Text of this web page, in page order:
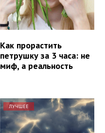
Как прорастить
петрушку за 3 часа: не
миф, а реальность
ЛУЧШЕЕ